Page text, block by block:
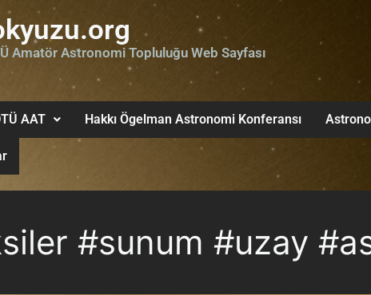
Amatör Astronomi Topluluğu Web Sayfası
AAT Hakkı Ögelman Astronomi Konferansı
#sunum #uzay